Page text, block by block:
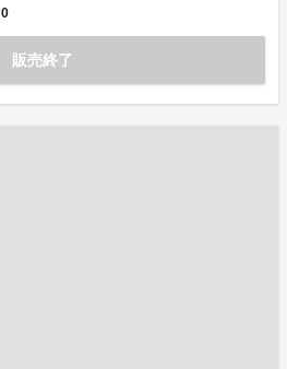
0
販売終了